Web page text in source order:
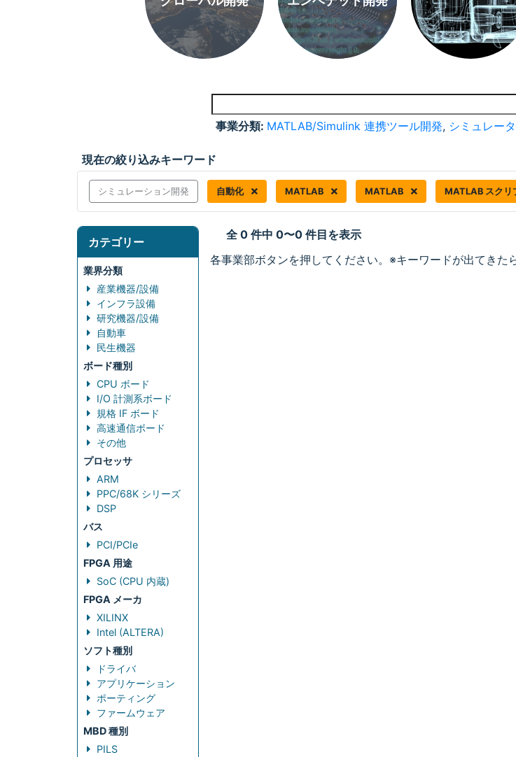
事業分類: MATLAB/Simulink 連携ツール開発, シミュレー
現在の絞り込みキーワード
シミュレーション開発 自動化 MATLAB MATLAB MATLAB スクリ
カテゴリー
業界分類
産業機器/設備
インフラ設備
研究機器/設備
自動車
民生機器
ボード種別
CPU ボード
I/O 計測系ボード
規格 IF ボード
高速通信ボード
その他
プロセッサ
ARM
PPC/68K シリーズ
DSP
バス
PCI/PCIe
FPGA 用途
SoC (CPU 内蔵)
FPGA メーカ
XILINX
Intel (ALTERA)
ソフト種別
ドライバ
アプリケーション
ポーティング
ファームウェア
MBD 種別
PILS
全 0 件中 0〜0 件目を表示
各事業部ボタンを押してください。※キーワードが出てきた